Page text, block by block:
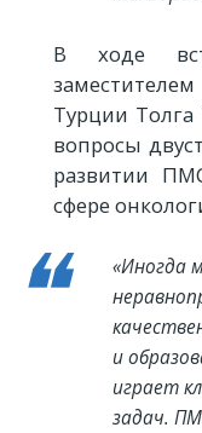
В ходе
Турции
вопросы
развитии
сфере
«Иногда
и
играет
задач.